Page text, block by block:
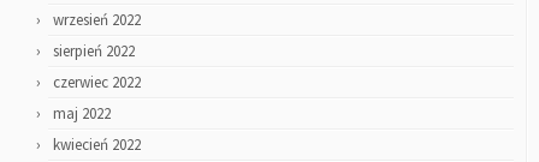
wrzesień 2022
sierpień 2022
czerwiec 2022
maj 2022
kwiecień 2022